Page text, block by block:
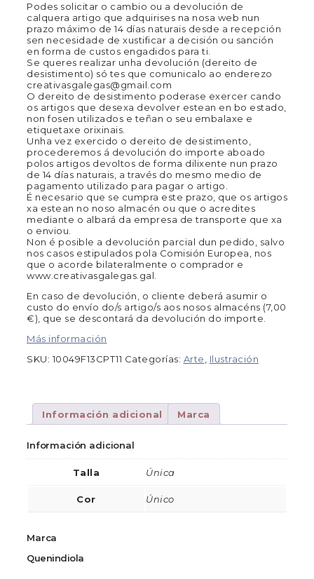
Podes solicitar o cambio ou a devolución de
calquera artigo que adquirises na nosa web nun
prazo máximo de 14 días naturais desde a recepción
sen necesidade de xustificar a decisión ou sanción
en forma de custos engadidos para ti.
Se queres realizar unha devolución (dereito de
desistimento) só tes que comunicalo ao enderezo
creativasgalegas@gmail.com
O dereito de desistimento poderase exercer cando
os artigos que desexa devolver estean en bo estado,
non fosen utilizados e teñan o seu embalaxe e
etiquetaxe orixinais.
Unha vez exercido o dereito de desistimento,
procederemos á devolución do importe aboado
polos artigos devoltos de forma dilixente nun prazo
de 14 días naturais, a través do mesmo medio de
pagamento utilizado para pagar o artigo.
É necesario que se cumpra este prazo, que os artigos
xa estean no noso almacén ou que o acredites
mediante o albará da empresa de transporte que xa
o enviou.
Non é posible a devolución parcial dun pedido, salvo
nos casos estipulados pola Comisión Europea, nos
que o acorde bilateralmente o comprador e
www.creativasgalegas.gal.
En caso de devolución, o cliente deberá asumir o
custo do envío do/s artigo/s aos nosos almacéns (7,00
€), que se descontará da devolución do importe.
Más información
SKU: 10049F13CPT11 Categorías: Arte Ilustración
Información adicional Marca
Información adicional
Talla Única
Cor Único
Marca
Quenindiola